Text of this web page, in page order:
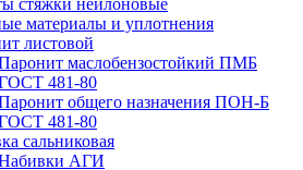
стяжки нейлоновые
материалы и уплотнения
листовой
маслобензостойкий ПМБ
481-80
общего назначения ПОН-Б
481-80
сальниковая
АГИ